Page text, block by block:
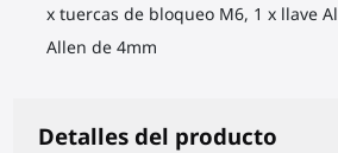
x tuercas de bloqueo M6, 1 x llave
Allen de 4mm
Detalles del producto